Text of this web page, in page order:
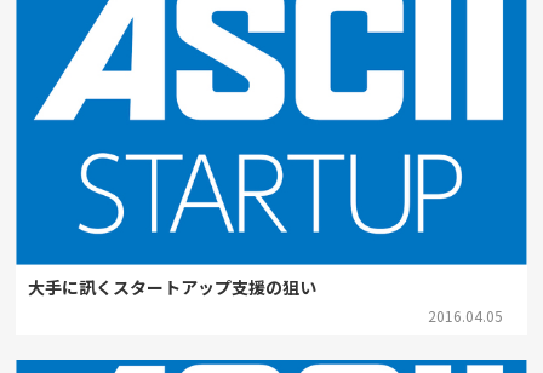
大手に訊くスタートアップ支援の狙い
2016.04.05